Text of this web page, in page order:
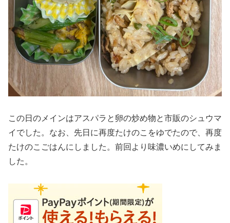
この日のメインはアスパラと卵の炒め物と市販のシュウマ
イでした。なお、先日に再度たけのこをゆでたので、再度
たけのこごはんにしました。前回より味濃いめにしてみま
した。